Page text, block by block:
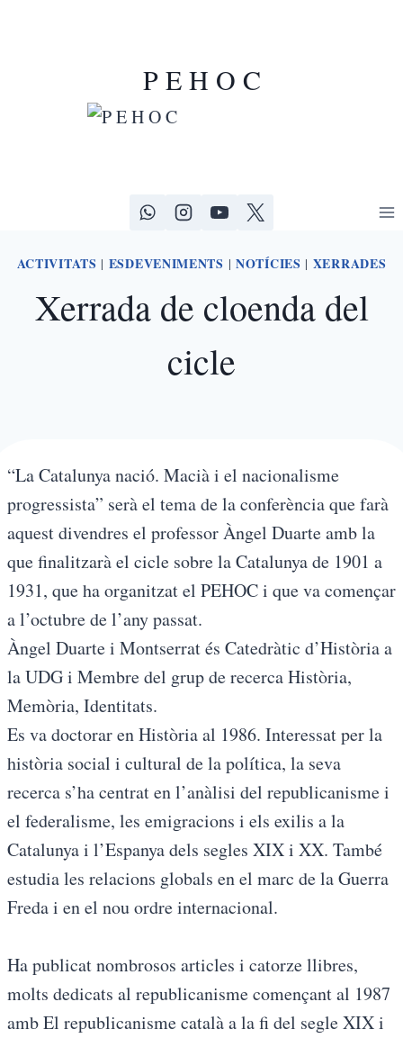
P E H O C
ACTIVITATS | ESDEVENIMENTS | NOTÍCIES | XERRADES
Xerrada de cloenda del
cicle
“La Catalunya nació. Macià i el nacionalisme
progressista” serà el tema de la conferència que farà
aquest divendres el professor Àngel Duarte amb la
que finalitzarà el cicle sobre la Catalunya de 1901 a
1931, que ha organitzat el PEHOC i que va començar
a l’octubre de l’any passat.
Àngel Duarte i Montserrat és Catedràtic d’Història a
la UDG i Membre del grup de recerca Història,
Memòria, Identitats.
Es va doctorar en Història al 1986. Interessat per la
història social i cultural de la política, la seva
recerca s’ha centrat en l’anàlisi del republicanisme i
el federalisme, les emigracions i els exilis a la
Catalunya i l’Espanya dels segles XIX i XX. També
estudia les relacions globals en el marc de la Guerra
Freda i en el nou ordre internacional.
Ha publicat nombrosos articles i catorze llibres,
molts dedicats al republicanisme començant al 1987
amb El republicanisme català a la fi del segle XIX i